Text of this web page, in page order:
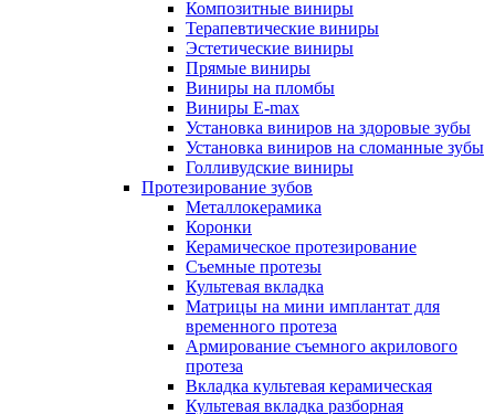
Композитные виниры
Терапевтические виниры
Эстетические виниры
Прямые виниры
Виниры на пломбы
Виниры E-max
Установка виниров на здоровые зубы
Установка виниров на сломанные зубы
Голливудские виниры
Протезирование зубов
Металлокерамика
Коронки
Керамическое протезирование
Съемные протезы
Культевая вкладка
Матрицы на мини имплантат для
временного протеза
Армирование съемного акрилового
протеза
Вкладка культевая керамическая
Культевая вкладка разборная